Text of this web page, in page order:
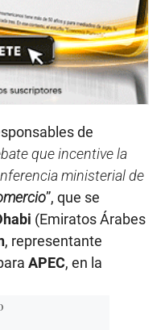
de
que incentive la
ministerial de
”, que se
(Emiratos Árabes
, representante
APEC, en la